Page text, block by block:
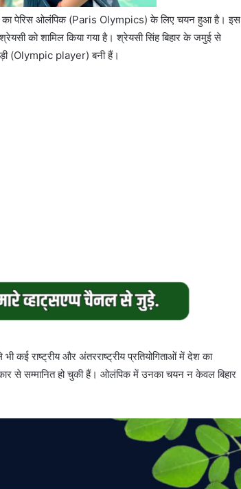
का पेरिस ओलंपिक (Paris Olympics) के लिए चयन हुआ है। इस
को शामिल किया गया है। श्रेयसी सिंह बिहार के जमुई से
(Olympic player) बनी हैं।
कई राष्ट्रीय और अंतरराष्ट्रीय प्रतियोगिताओं में देश का
से सम्मानित हो चुकी हैं। ओलंपिक में उनका चयन न केवल बिहार